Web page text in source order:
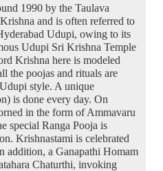
1990 by the Taulava
and is often referred to
Udupi, owing to its
Udupi Sri Krishna Temple
Krishna here is modeled
the poojas and rituals are
style. A unique
is done every day. On
in the form of Ammavaru
special Ranga Pooja is
Krishnastami is celebrated
addition, a Ganapathi Homam
Chaturthi, invoking